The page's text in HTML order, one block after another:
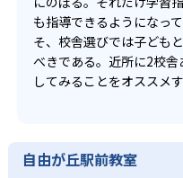
も指導できるようになっ
そ、校舎選びでは子ども
べきである。近所に2校
してみることをオススメす
自由が丘駅前教室